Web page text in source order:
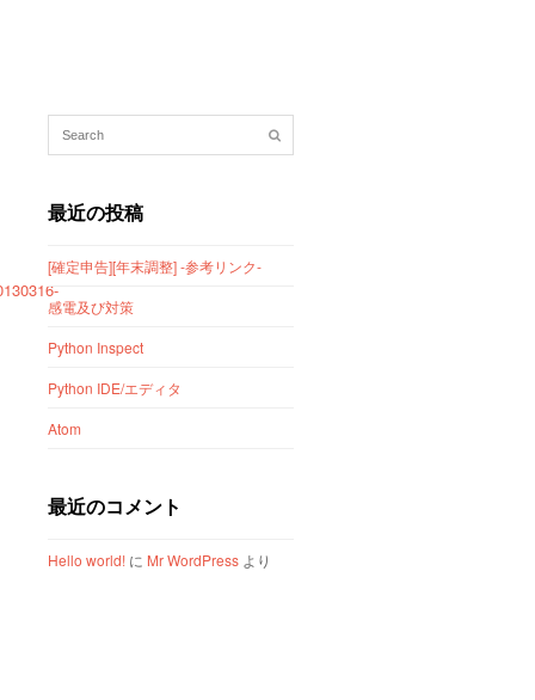
最近の投稿
[確定申告][年末調整] -参考リンク-
感電及び対策
Python Inspect
Python IDE/エディタ
Atom
最近のコメント
Hello world! に Mr WordPress より